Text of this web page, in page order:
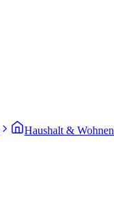
Haushalt & Wohnen